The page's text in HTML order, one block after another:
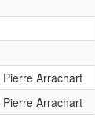
Arrachart
Arrachart